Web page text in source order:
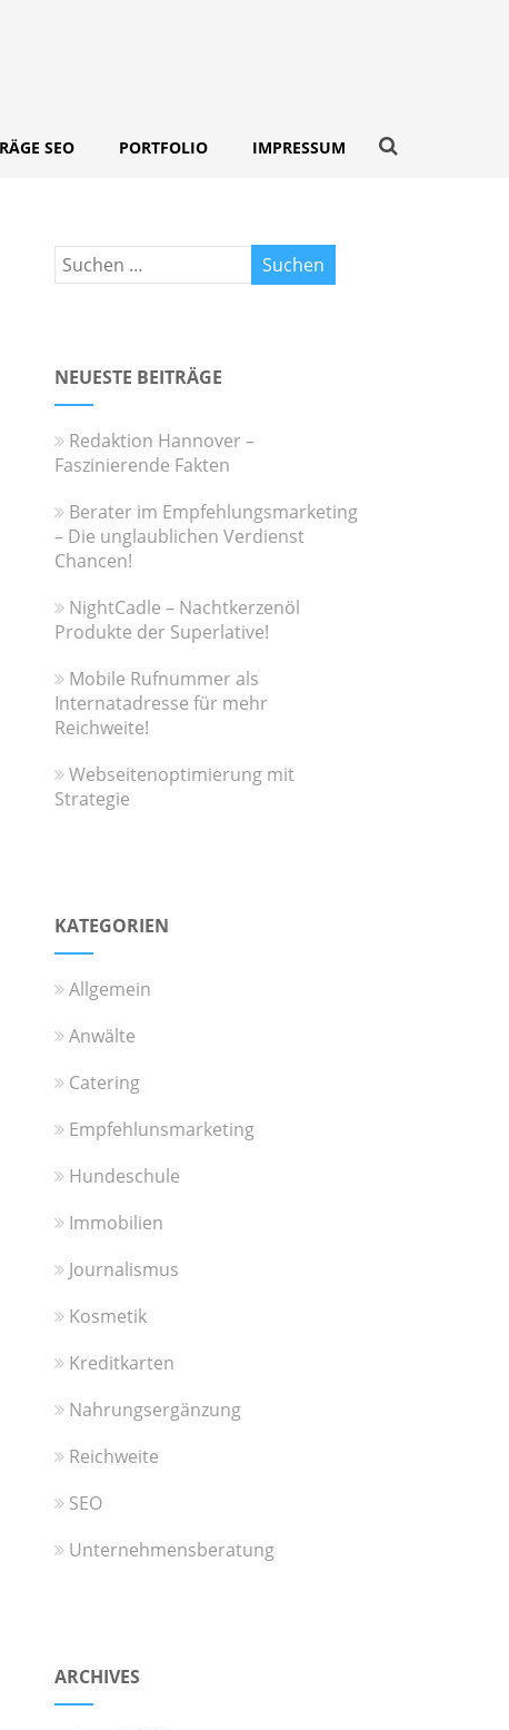
SEO PORTFOLIO IMPRESSUM
NEUESTE BEITRÄGE
Redaktion Hannover –
Faszinierende Fakten
Berater im Empfehlungsmarketing
– Die unglaublichen Verdienst
Chancen!
NightCadle – Nachtkerzenöl
Produkte der Superlative!
Mobile Rufnummer als
Internatadresse für mehr
Reichweite!
Webseitenoptimierung mit
Strategie
KATEGORIEN
Allgemein
Anwälte
Catering
Empfehlunsmarketing
Hundeschule
Immobilien
Journalismus
Kosmetik
Kreditkarten
Nahrungsergänzung
Reichweite
SEO
Unternehmensberatung
ARCHIVES